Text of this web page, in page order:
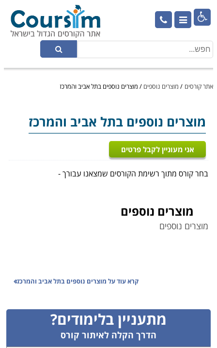

אתר קורסים / מוצרים נוספים / מוצרים נוספים בתל אביב והמרכז
מוצרים נוספים בתל אביב והמרכז
אני מעוניין לקבל פרטים
בחר קורס מתוך רשימת הקורסים שמצאנו עבורך -
מוצרים נוספים
מוצרים נוספים
קרא עוד על מוצרים נוספים בתל אביב והמרכז
מתעניין בלימודים?
הדרך הקלה לאיתור קורס